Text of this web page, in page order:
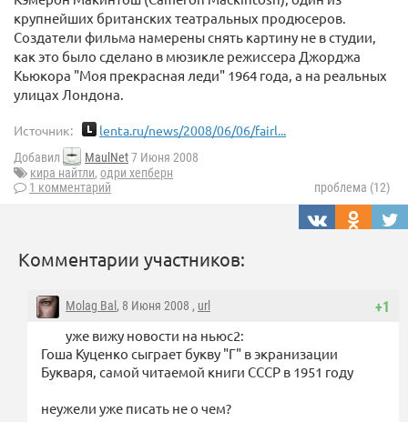
крупнейших британских театральных продюсеров.
Создатели фильма намерены снять картину не в студии,
как это было сделано в мюзикле режиссера Джорджа
Кьюкора "Моя прекрасная леди" 1964 года, а на реальных
улицах Лондона.
Источник: lenta.ru/news/2008/06/06/fairl...
Добавил MaulNet7 Июня 2008
кира найтли, одри хепберн
1 комментарий
проблема (12)
Комментарии участников:
+1
Molag Bal , 8 Июня 2008 , url
уже вижу новости на ньюс2:
Гоша Куценко сыграет букву "Г" в экранизации
Букваря, самой читаемой книги СССР в 1951 году
неужели уже писать не о чем?